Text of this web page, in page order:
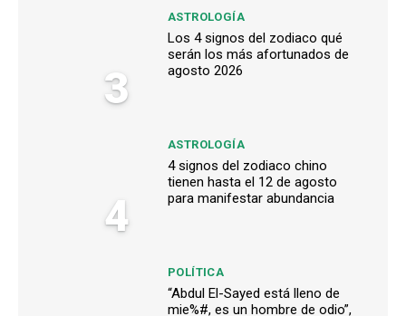
3
ASTROLOGÍA
Los 4 signos del zodiaco qué
serán los más afortunados de
agosto 2026
4
ASTROLOGÍA
4 signos del zodiaco chino
tienen hasta el 12 de agosto
para manifestar abundancia
POLÍTICA
“Abdul El-Sayed está lleno de
mie%#, es un hombre de odio”,